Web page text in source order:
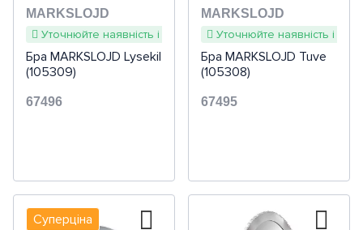
MARKSLOJD
Уточнюйте наявність і терміни
Бра MARKSLOJD Lysekil
(105309)
67496
MARKSLOJD
Уточнюйте наявність і
Бра MARKSLOJD Tuve
(105308)
67495
Суперціна